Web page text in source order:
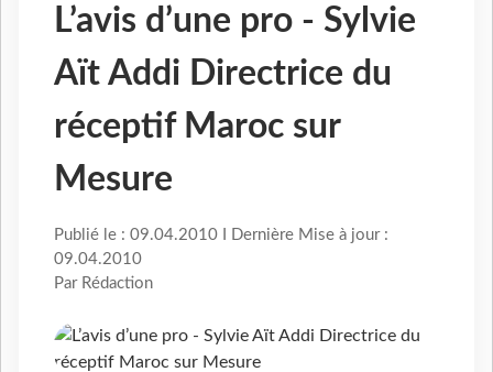
L’avis d’une pro - Sylvie
Aït Addi Directrice du
réceptif Maroc sur
Mesure
Publié le : 09.04.2010 I Dernière Mise à jour :
09.04.2010
Par Rédaction